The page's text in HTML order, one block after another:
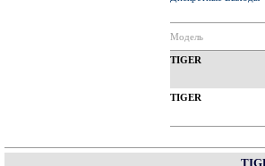
Модель
TIGER
TIGER